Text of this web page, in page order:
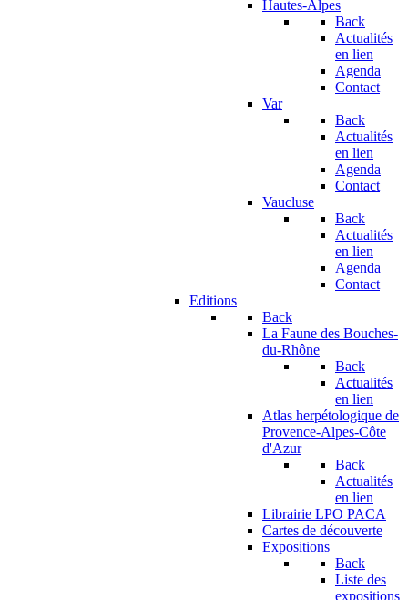
Hautes-Alpes
Back
Actualités
en lien
Agenda
Contact
Var
Back
Actualités
en lien
Agenda
Contact
Vaucluse
Back
Actualités
en lien
Agenda
Contact
Editions
Back
La Faune des Bouches-
du-Rhône
Back
Actualités
en lien
Atlas herpétologique de
Provence-Alpes-Côte
d'Azur
Back
Actualités
en lien
Librairie LPO PACA
Cartes de découverte
Expositions
Back
Liste des
expositions